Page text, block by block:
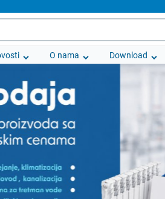
O nama Download